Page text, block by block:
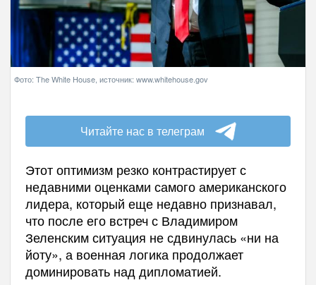
Фото: The White House, источник: www.whitehouse.gov
Читайте нас в телеграм
Этот оптимизм резко контрастирует с
недавними оценками самого американского
лидера, который еще недавно признавал,
что после его встреч с Владимиром
Зеленским ситуация не сдвинулась «ни на
йоту», а военная логика продолжает
доминировать над дипломатией.